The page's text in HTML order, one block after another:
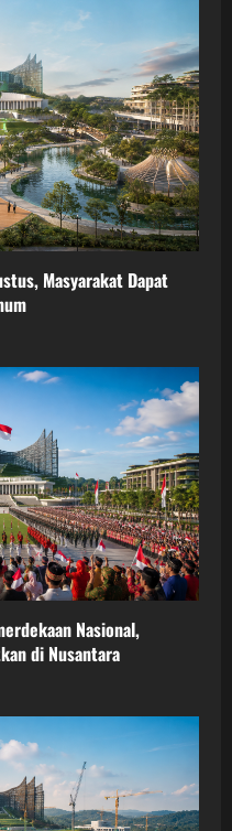
Masyarakat Dapat
Nasional,
di Nusantara